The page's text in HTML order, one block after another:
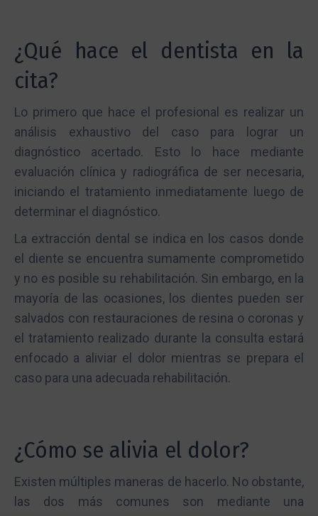
¿Qué hace el dentista en la
cita?
Lo primero que hace el profesional es realizar un
análisis exhaustivo del caso para lograr un
diagnóstico acertado. Esto lo hace mediante
evaluación clínica y radiográfica de ser necesaria,
iniciando el tratamiento inmediatamente luego de
determinar el diagnóstico.
La extracción dental se indica en los casos donde
el diente se encuentra sumamente comprometido
y no es posible su rehabilitación. Sin embargo, en la
mayoría de las ocasiones, los dientes pueden ser
salvados con restauraciones de resina o coronas y
el tratamiento realizado durante la consulta estará
enfocado a aliviar el dolor mientras se prepara el
caso para una adecuada rehabilitación.
¿Cómo se alivia el dolor?
Existen múltiples maneras de hacerlo. No obstante,
las dos más comunes son mediante una